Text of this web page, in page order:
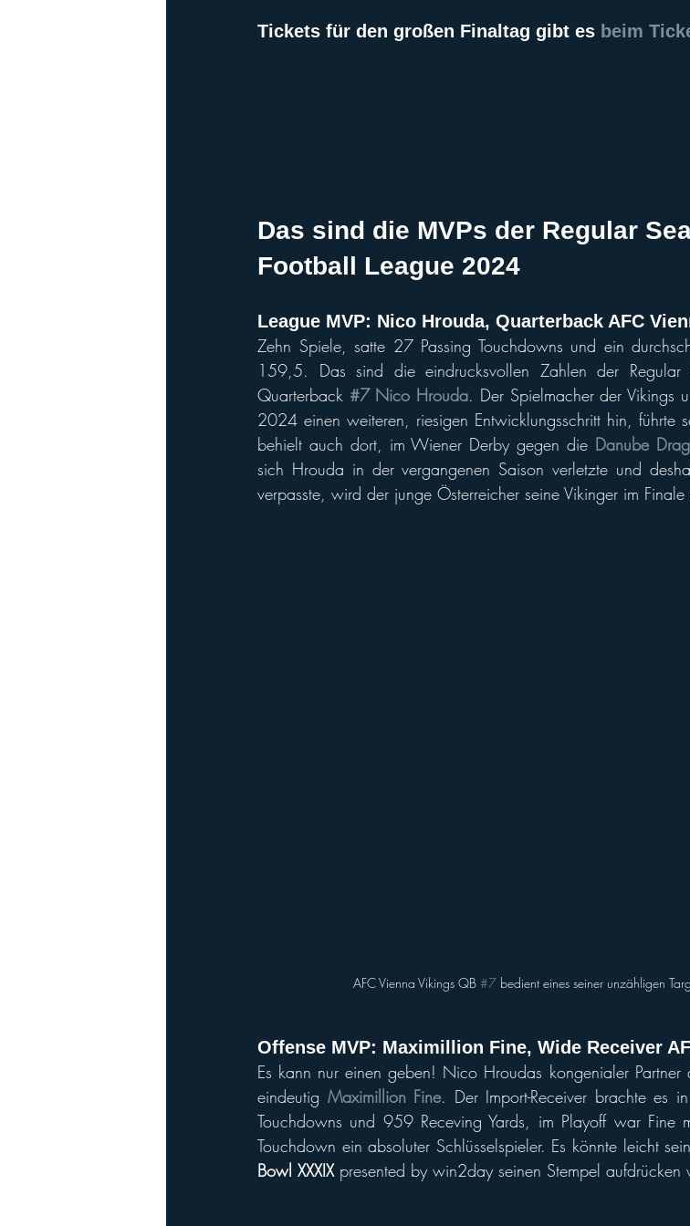
Ladies Football Hall of Fame Vikings abroad
Tickets für den großen Finaltag gibt es beim
Das sind die MVPs der Regular
Football League 2024
League MVP: Nico Hrouda, Quarterback AFC
Zehn Spiele, satte 27 Passing Touchdowns und ein
159,5. Das sind die eindrucksvollen Zahlen der Regular
Quarterback #7 Nico Hrouda. Der Spielmacher der Vikings
2024 einen weiteren, riesigen Entwicklungsschritt hin, führte
behielt auch dort, im Wiener Derby gegen die Danube
sich Hrouda in der vergangenen Saison verletzte und
verpasste, wird der junge Österreicher seine Vikinger im Finale
AFC Vienna Vikings QB #7 bedient eines seiner unzähligen
Offense MVP: Maximillion Fine, Wide Receiver
Es kann nur einen geben! Nico Hroudas kongenialer
eindeutig Maximillion Fine. Der Import-Receiver brachte es
Touchdowns und 959 Receving Yards, im Playoff war Fine
Touchdown ein absoluter Schlüsselspieler. Es könnte leicht
Bowl XXXIX presented by win2day seinen Stempel aufdrücken